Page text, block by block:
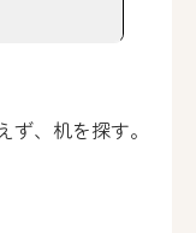
、机を探す。